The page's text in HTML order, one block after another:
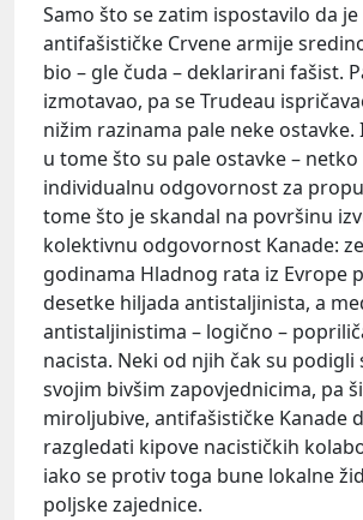
Samo što se zatim ispostavilo da
antifašističke Crvene armije
bio – gle čuda – deklarirani fašist.
izmotavao, pa se Trudeau
nižim razinama pale neke
u tome što su pale ostavke –
individualnu odgovornost za
tome što je skandal na površinu
kolektivnu odgovornost Kanade:
godinama Hladnog rata iz Evrope
desetke hiljada antistaljinista, a
antistaljinistima – logično –
nacista. Neki od njih čak su podigli
svojim bivšim zapovjednicima, pa
miroljubive, antifašističke Kanade
razgledati kipove nacističkih
iako se protiv toga bune lokalne
poljske zajednice.